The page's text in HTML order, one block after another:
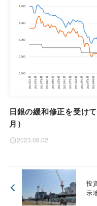
日銀の緩和修正を受け
月）
2023.08.02
投
示